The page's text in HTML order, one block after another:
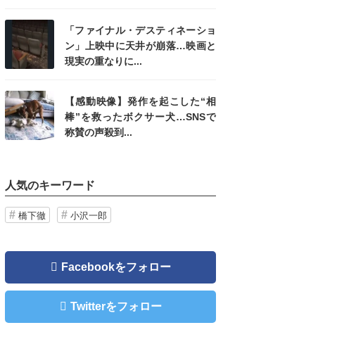
「ファイナル・デスティネーショ
ン」上映中に天井が崩落…映画と
現実の重なりに...
【感動映像】発作を起こした“相
棒”を救ったボクサー犬…SNSで
称賛の声殺到...
人気のキーワード
橋下徹 小沢一郎
Facebookをフォロー
Twitterをフォロー